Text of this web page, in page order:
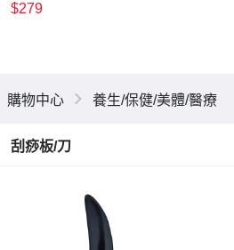
$279
購物中心 養生/保健/美體/醫療
刮痧板/刀